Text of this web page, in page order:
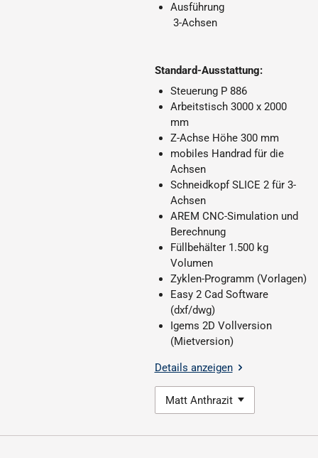
Ausführung
3-Achsen
Standard-Ausstattung:
Steuerung P 886
Arbeitstisch 3000 x 2000
mm
Z-Achse Höhe 300 mm
mobiles Handrad für die
Achsen
Schneidkopf SLICE 2 für 3-
Achsen
AREM CNC-Simulation und
Berechnung
Füllbehälter 1.500 kg
Volumen
Zyklen-Programm (Vorlagen)
Easy 2 Cad Software
(dxf/dwg)
Igems 2D Vollversion
(Mietversion)
Details anzeigen